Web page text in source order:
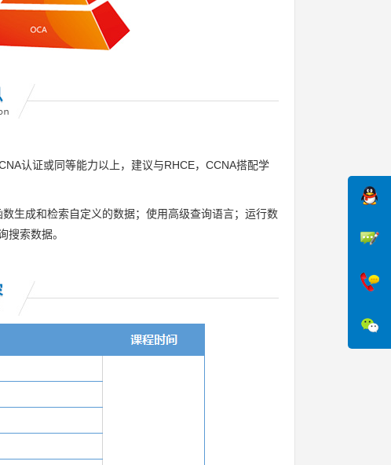
认证或同等能力以上，建议与RHCE，CCNA搭配学
生成和检索自定义的数据；使用高级查询语言；运行数
索数据。